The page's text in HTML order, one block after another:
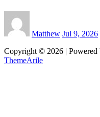
Matthew Jul 9, 2026
Copyright © 2026 | Powered
ThemeArile